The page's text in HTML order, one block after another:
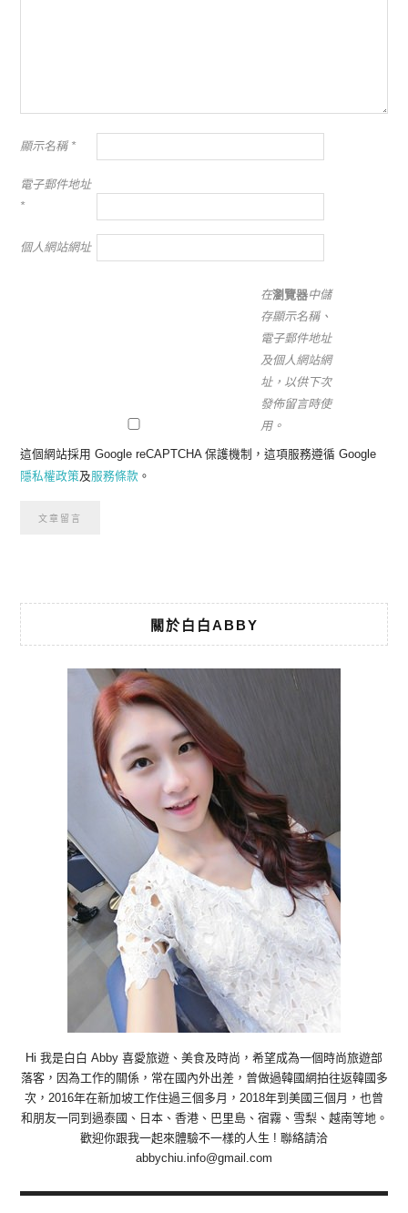
顯示名稱 *
電子郵件地址
*
個人網站網址
在瀏覽器中儲
存顯示名稱、
電子郵件地址
及個人網站網
址，以供下次
發佈留言時使
用。
這個網站採用 Google reCAPTCHA 保護機制，這項服務遵循 Google
隱私權政策及服務條款 。
關於白白ABBY
Hi 我是白白 Abby 喜愛旅遊、美食及時尚，希望成為一個時尚旅遊部
落客，因為工作的關係，常在國內外出差，曾做過韓國網拍往返韓國多
次，2016年在新加坡工作住過三個多月，2018年到美國三個月，也曾
和朋友一同到過泰國、日本、香港、巴里島、宿霧、雪梨、越南等地。
歡迎你跟我一起來體驗不一樣的人生 ! 聯絡請洽
abbychiu.info@gmail.com